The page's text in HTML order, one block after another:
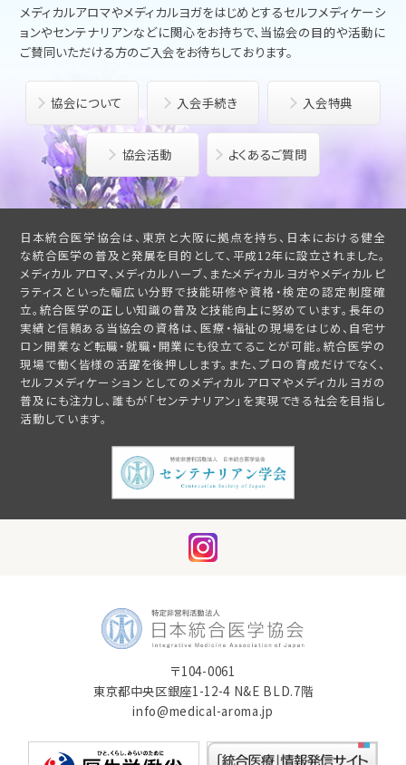
メディカルアロマやメディカルヨガをはじめとするセルフメディケーシ
ョンやセンテナリアンなどに関心をお持ちで、 当協会の目的や活動に
ご賛同いただける方のご入会をお待ちしております。
協会について 入会手続き 入会特典
協会活動 よくあるご質問
日本統合医学協会は、東京と大阪に拠点を持ち、日本における健全
な統合医学の普及と発展を目的として、平成12年に設立されました。
メディカルアロマ、メディカルハーブ、またメディカルヨガやメディカルピ
ラティスといった幅広い分野で技能研修や資格・検定の認定制度確
立。統合医学の正しい知識の普及と技能向上に努めています。長年の
実績と信頼ある当協会の資格は、医療・福祉の現場をはじめ、自宅サ
ロン開業など転職・就職・開業にも役立てることが可能。統合医学の
現場で働く皆様の活躍を後押しします。また、プロの育成だけでなく、
セルフメディケーションとしてのメディカルアロマやメディカルヨガの
普及にも注力し、誰もが「センテナリアン」を実現できる社会を目指し
活動しています。
〒104-0061
東京都中央区銀座1-12-4 N&E BLD.7階
info@medical-aroma.jp